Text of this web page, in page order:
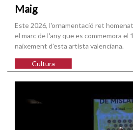
Maig
Este 2026, l'ornamentació ret
el marc de l'any que es commemora el
naixement d'esta artista valenciana.
Cultura